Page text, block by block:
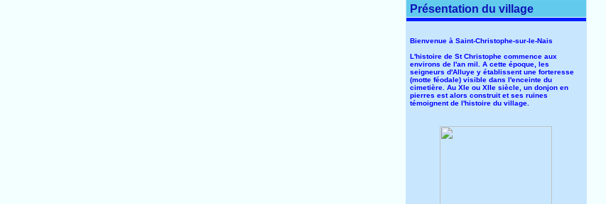
Présentation du village
Bienvenue à Saint-Christophe-sur-le-Nais
L'histoire de St Christophe commence aux
environs de l'an mil. A cette époque, les
seigneurs d'Alluye y établissent une forteresse
(motte féodale) visible dans l'enceinte du
cimetière. Au XIe ou XIIe siècle, un donjon en
pierres est alors construit et ses ruines
témoignent de l'histoire du village.